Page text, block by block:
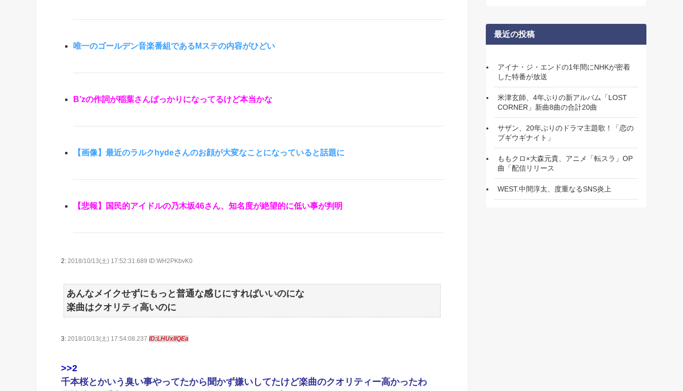
唯一のゴールデン音楽番組であるMステの内容がひどい
B’zの作詞が稲葉さんばっかりになってるけど本当かな
【画像】最近のラルクhydeさんのお顔が大変なことになっていると話題に
【悲報】国民的アイドルの乃木坂46さん、知名度が絶望的に低い事が判明
2: 2018/10/13(土) 17:52:31.689 ID:WH2PKbvK0
あんなメイクせずにもっと普通な感じにすればいいのにな
楽曲はクオリティ高いのに
3: 2018/10/13(土) 17:54:08.237 ID:LHUxIlQEa
>>2
千本桜とかいう臭い事やってたから聞かず嫌いしてたけど楽曲のクオリティー高かったわ
最近の投稿
アイナ・ジ・エンドの1年間にNHKが密着
した特番が放送
米津玄師、4年ぶりの新アルバム「LOST
CORNER」新曲8曲の合計20曲
サザン、20年ぶりのドラマ主題歌！「恋の
ブギウギナイト」
ももクロ×大森元貴、アニメ「転スラ」OP
曲「配信リリース
WEST.中間淳太、度重なるSNS炎上